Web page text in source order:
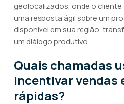
geolocalizados, onde o cliente
uma resposta ágil sobre um
disponível em sua região,
um diálogo produtivo.
Quais chamadas
incentivar vendas
rápidas?